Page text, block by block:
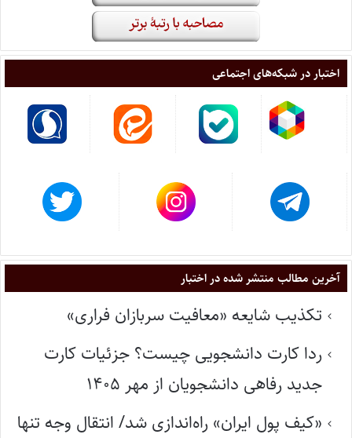
اختبار در شبکه‌های اجتماعی
آخرین مطالب منتشر شده در اختبار
تکذیب شایعه «معافیت سربازان فراری»
ردا کارت دانشجویی چیست؟ جزئیات کارت
جدید رفاهی دانشجویان از مهر ۱۴۰۵
«کیف پول ایران» راه‌اندازی شد/ انتقال وجه تنها